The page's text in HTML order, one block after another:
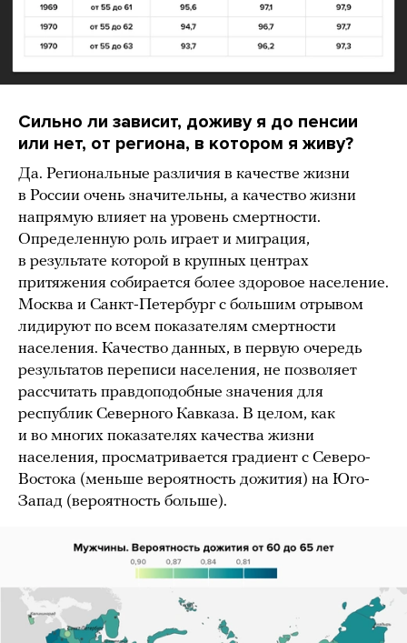
Сильно ли зависит, доживу я до пенсии
или нет, от региона, в котором я живу?
Да. Региональные различия в качестве жизни
в России очень значительны, а качество жизни
напрямую влияет на уровень смертности.
Определенную роль играет и миграция,
в результате которой в крупных центрах
притяжения собирается более здоровое население.
Москва и Санкт-Петербург с большим отрывом
лидируют по всем показателям смертности
населения. Качество данных, в первую очередь
результатов переписи населения, не позволяет
рассчитать правдоподобные значения для
республик Северного Кавказа. В целом, как
и во многих показателях качества жизни
населения, просматривается градиент с Северо-
Востока (меньше вероятность дожития) на Юго-
Запад (вероятность больше).